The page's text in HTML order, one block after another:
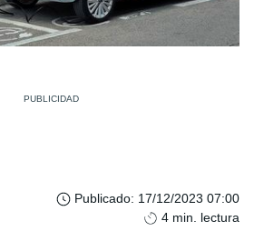
Publicado: 17/12/2023 07:00
4 min. lectura